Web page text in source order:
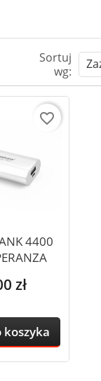
Sortuj
wg:
4400
zł
koszyka
favorite_border